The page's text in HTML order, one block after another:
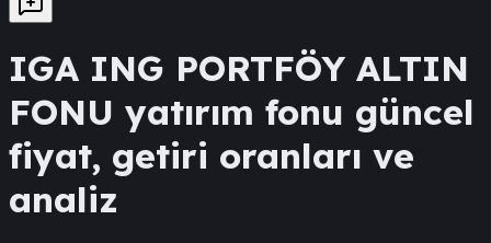
IGA ING PORTFÖY ALTIN
FONU yatırım fonu güncel
fiyat, getiri oranları ve
analiz